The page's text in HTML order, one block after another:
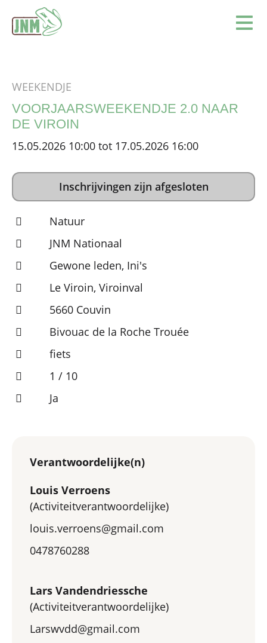
WEEKENDJE
VOORJAARSWEEKENDJE 2.0 NAAR
DE VIROIN
15.05.2026 10:00 tot 17.05.2026 16:00
Inschrijvingen zijn afgesloten
Natuur
JNM Nationaal
Gewone leden, Ini's
Le Viroin, Viroinval
5660 Couvin
Bivouac de la Roche Trouée
fiets
1 / 10
Ja
Verantwoordelijke(n)
Louis Verroens
(Activiteitverantwoordelijke)
louis.verroens@gmail.com
0478760288
Lars Vandendriessche
(Activiteitverantwoordelijke)
Larswvdd@gmail.com